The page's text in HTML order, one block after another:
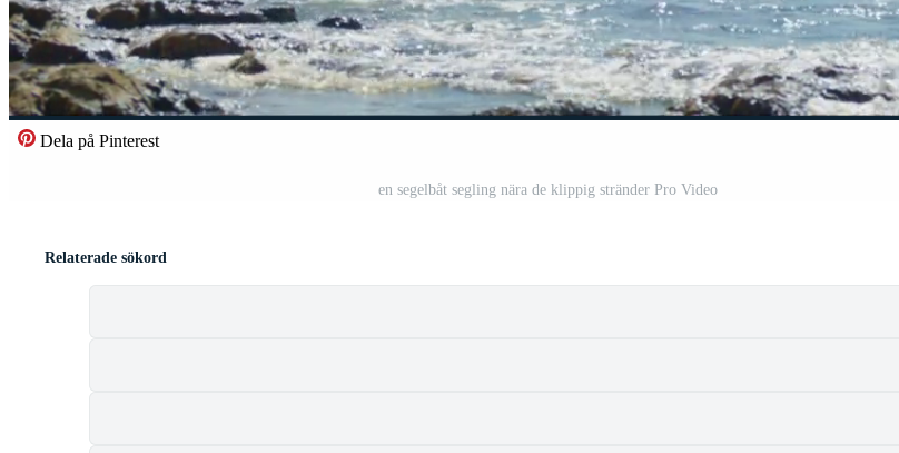
Dela på Pinterest
en segelbåt segling nära de klippig stränder Pro Video
Relaterade sökord